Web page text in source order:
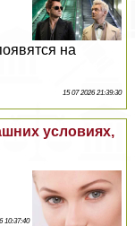
на
15 07 2026 21:39:30
условиях,
10:37:40